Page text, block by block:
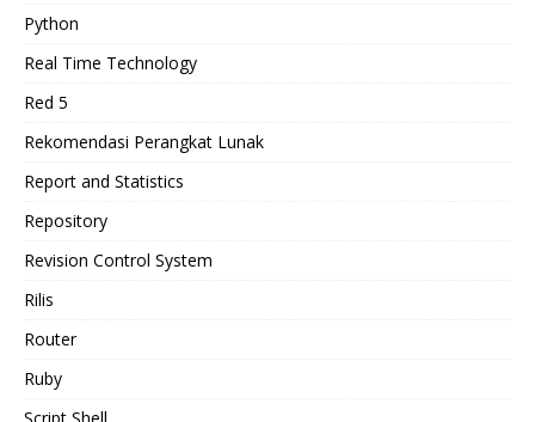
Python
Real Time Technology
Red 5
Rekomendasi Perangkat Lunak
Report and Statistics
Repository
Revision Control System
Rilis
Router
Ruby